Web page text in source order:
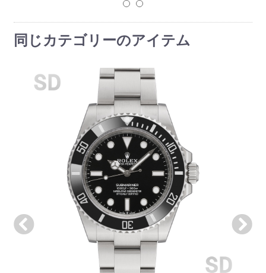
19
20
同じカテゴリーのアイテム